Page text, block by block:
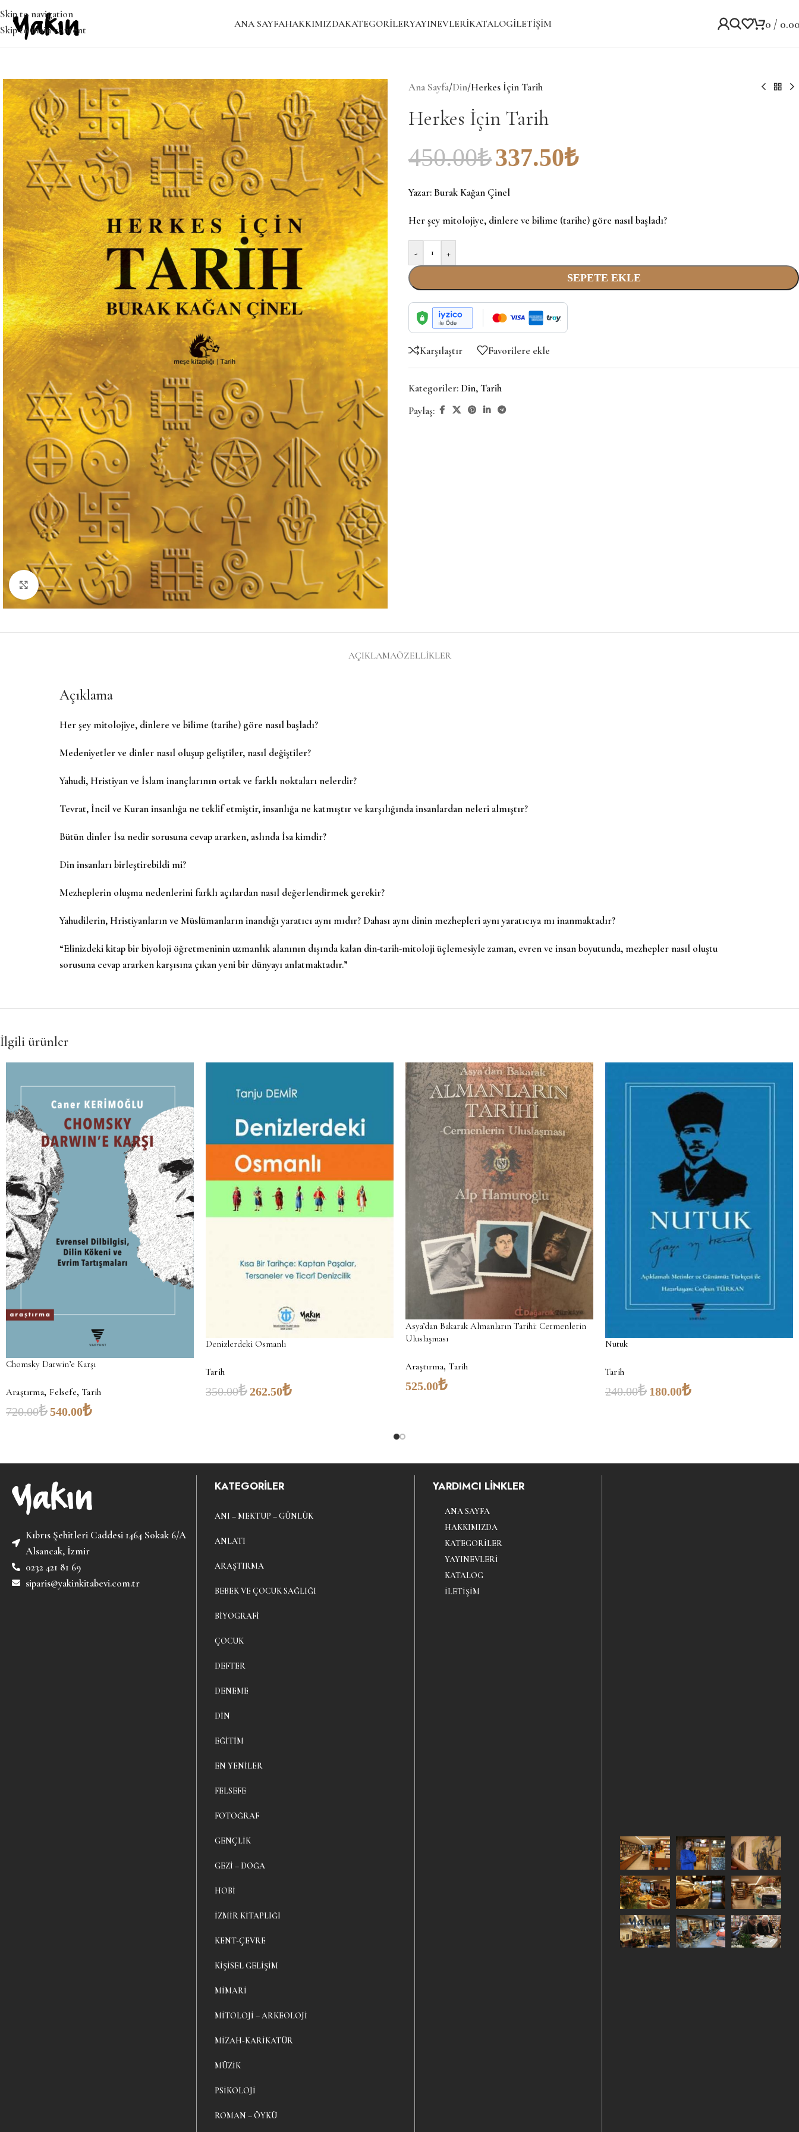
Skip to navigation
Skip to main content
ANA SAYFAHAKKIMIZDAKATEGORILERYAYINEVLERIKATALOGİLETIŞIM 0 /
Büyütmek için tıklayın
Ana Sayfa/Din/Herkes İçin Tarih
Herkes İçin Tarih
450.00₺337.50₺
Yazar: Burak Kağan Çinel
Her şey mitolojiye, dinlere ve bilime (tarihe) göre nasıl başladı?
- +
SEPETE EKLE
Karşılaştır Favorilere ekle
Kategoriler: Din,Tarih
Paylaş:
AÇIKLAMAÖZELLIKLER
Açıklama
Her şey mitolojiye, dinlere ve bilime (tarihe) göre nasıl başladı?
Medeniyetler ve dinler nasıl oluşup geliştiler, nasıl değiştiler?
Yahudi, Hristiyan ve İslam inançlarının ortak ve farklı noktaları nelerdir?
Tevrat, İncil ve Kuran insanlığa ne teklif etmiştir, insanlığa ne katmıştır ve karşılığında insanlardan neleri almıştır?
Bütün dinler İsa nedir sorusuna cevap ararken, aslında İsa kimdir?
Din insanları birleştirebildi mi?
Mezheplerin oluşma nedenlerini farklı açılardan nasıl değerlendirmek gerekir?
Yahudilerin, Hristiyanların ve Müslümanların inandığı yaratıcı aynı mıdır? Dahası aynı dinin mezhepleri aynı yaratıcıya mı inanmaktadır?
“Elinizdeki kitap bir biyoloji öğretmeninin uzmanlık alanının dışında kalan din-tarih-mitoloji üçlemesiyle zaman, evren ve insan boyutunda, mezhepler nasıl oluştu
sorusuna cevap ararken karşısına çıkan yeni bir dünyayı anlatmaktadır.”
İlgili ürünler
Chomsky Darwin’e Karşı
Araştırma, Felsefe, Tarih
720.00₺540.00₺
Denizlerdeki Osmanlı
Tarih
350.00₺262.50₺
Asya’dan Bakarak Almanların Tarihi: Cermenlerin
Uluslaşması
Araştırma, Tarih
525.00₺
Nutuk
Tarih
240.00₺ 180.00₺
Kıbrıs Şehitleri Caddesi 1464 Sokak 6/A
Alsancak, İzmir
0232 421 81 69
siparis@yakinkitabevi.com.tr
KATEGORİLER
ANI – MEKTUP – GÜNLÜK
ANLATI
ARAŞTIRMA
BEBEK VE ÇOCUK SAĞLIĞI
BIYOGRAFI
ÇOCUK
DEFTER
DENEME
DIN
EĞITIM
EN YENILER
FELSEFE
FOTOĞRAF
GENÇLIK
GEZI – DOĞA
HOBI
İZMIR KITAPLIĞI
KENT-ÇEVRE
KIŞISEL GELIŞIM
MIMARI
MITOLOJI – ARKEOLOJI
MIZAH-KARIKATÜR
MÜZIK
PSIKOLOJI
ROMAN – ÖYKÜ
YARDIMCI LİNKLER
ANA SAYFA
HAKKIMIZDA
KATEGORILER
YAYINEVLERI
KATALOG
İLETIŞIM